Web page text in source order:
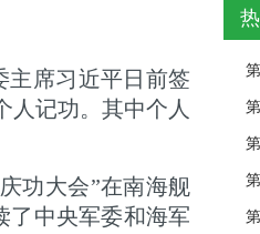
主席习近平日前签
人记功。其中个人
功大会”在南海舰
了中央军委和海军